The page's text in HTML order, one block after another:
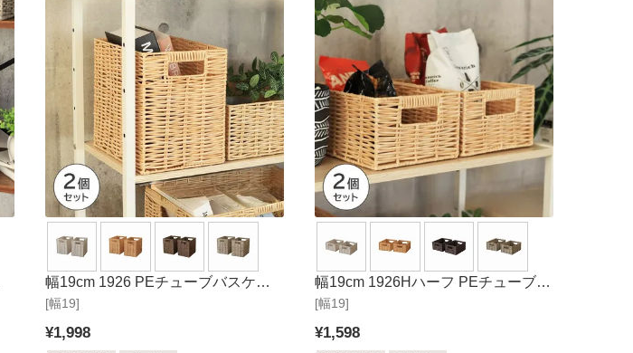
[幅19]
幅19cm 1926 PEチューブバスケッ
ト2個セット
¥1,998
[幅19]
幅19cm 1926Hハーフ PEチューブバ
スケット2個セット
¥1,598